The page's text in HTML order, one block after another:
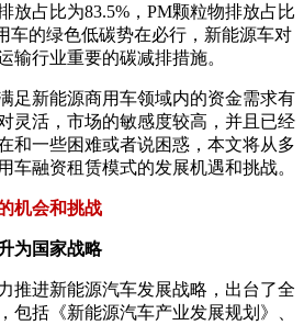
放占比为83.5%，PM颗粒物排放占比
车的绿色低碳势在必行，新能源车对
输行业重要的碳减排措施。
足新能源商用车领域内的资金需求有
灵活，市场的敏感度较高，并且已经
和一些困难或者说困惑，本文将从多
车融资租赁模式的发展机遇和挑战。
机会和挑战
为国家战略
推进新能源汽车发展战略，出台了全
包括《新能源汽车产业发展规划》、